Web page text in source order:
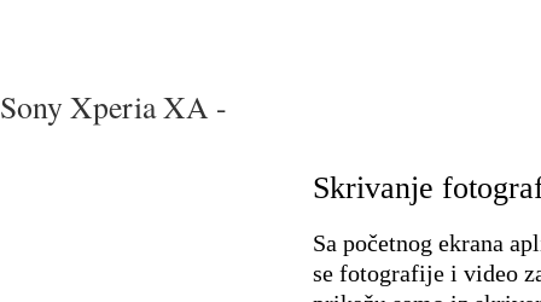
Sony Xperia XA -
Skrivanje
Sa početnog ekrana
se fotografije i video